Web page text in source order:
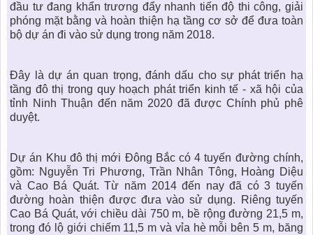
đầu tư đang khẩn trương đẩy nhanh tiến độ thi công, giải
phóng mặt bằng và hoàn thiện hạ tầng cơ sở để đưa toàn
bộ dự án đi vào sử dụng trong năm 2018.
Đây là dự án quan trọng, đánh dấu cho sự phát triển hạ
tầng đô thị trong quy hoạch phát triển kinh tế - xã hội của
tỉnh Ninh Thuận đến năm 2020 đã được Chính phủ phê
duyệt.
Dự án Khu đô thị mới Đông Bắc có 4 tuyến đường chính,
gồm: Nguyễn Tri Phương, Trần Nhân Tông, Hoàng Diệu
và Cao Bá Quát. Từ năm 2014 đến nay đã có 3 tuyến
đường hoàn thiện được đưa vào sử dụng. Riêng tuyến
Cao Bá Quát, với chiều dài 750 m, bề rộng đường 21,5 m,
trong đó lộ giới chiếm 11,5 m và vỉa hè mỗi bên 5 m, băng